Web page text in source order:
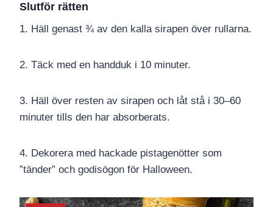
Slutför rätten
1. Häll genast ¾ av den kalla sirapen över rullarna.
2. Täck med en handduk i 10 minuter.
3. Häll över resten av sirapen och låt stå i 30–60
minuter tills den har absorberats.
4. Dekorera med hackade pistagenötter som
”tänder” och godisögon för Halloween.